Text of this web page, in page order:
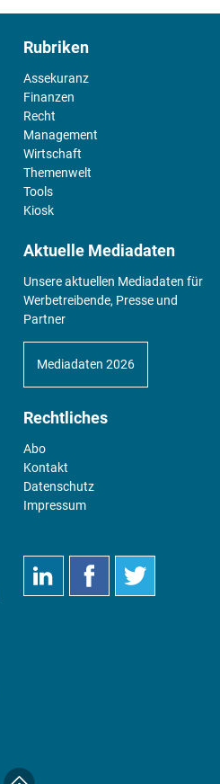
Rubriken
Assekuranz
Finanzen
Recht
Management
Wirtschaft
Themenwelt
Tools
Kiosk
Aktuelle Mediadaten
Unsere aktuellen Mediadaten für
Werbetreibende, Presse und
Partner
Mediadaten 2026
Rechtliches
Abo
Kontakt
Datenschutz
Impressum